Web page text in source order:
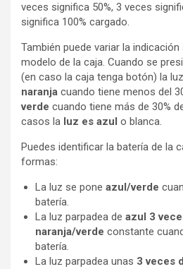
veces significa 50%, 3 veces
significa 100% cargado.
También puede variar la
modelo de la caja. Cuando se
(en caso la caja tenga botón) la
naranja cuando tiene menos del
verde cuando tiene más de 30%
casos la luz es azul o blanca.
Puedes identificar la batería de la
formas:
La luz se pone azul/verde
batería.
La luz parpadea de azul 3
naranja/verde constante
batería.
La luz parpadea unas 3 veces